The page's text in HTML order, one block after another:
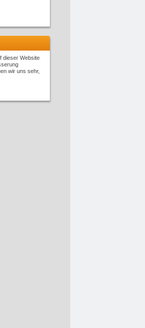
dieser Website
wir uns sehr,